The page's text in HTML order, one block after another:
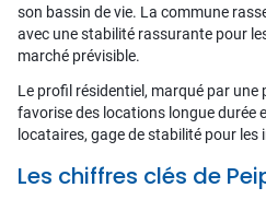
son bassin de vie. La commune
avec une stabilité rassurante pour
marché prévisible.
Le profil résidentiel, marqué par
favorise des locations longue durée
locataires, gage de stabilité pour les
Les chiffres clés de